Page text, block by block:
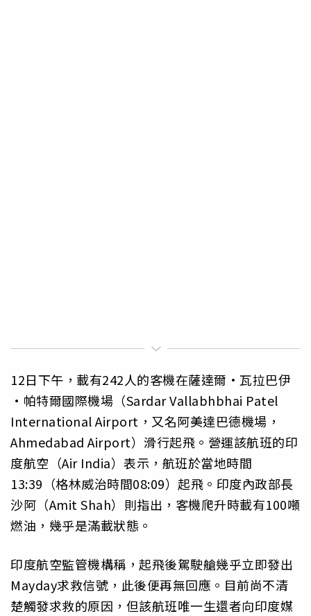
12日下午，載有242人的客機在薩達爾·瓦拉巴伊
·帕特爾國際機場（Sardar Vallabhbhai Patel
International Airport，又名阿美達巴德機場，
Ahmedabad Airport）滑行起飛。營運該航班的印
度航空（Air India）表示，航班於當地時間
13:39（格林威治時間08:09）起飛。印度內政部長
沙阿（Amit Shah）則指出，客機爬升時載有100噸
燃油，幾乎是滿載狀態。
印度航空監管機構稱，起飛後駕駛艙幾乎立即發出
Mayday求救信號，此後便再無回應。目前尚不清
楚觸發求救的原因，但該航班唯一生還者向印度媒